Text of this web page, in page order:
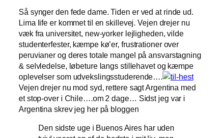
Så synger den fede dame. Tiden er ved at rinde ud.
Lima life er kommet til en skillevej. Vejen drejer nu
væk fra universitet, new-yorker lejligheden, vilde
studenterfester, kæmpe kø’er, frustrationer over
peruvianer og deres totale mangel på ansvarstagning
& selvledelse, løbeture langs stillehavet og kæmpe
oplevelser som udvekslingsstuderende….
Vejen drejer nu mod syd, rettere sagt Argentina med
et stop-over i Chile….om 2 dage… Sidst jeg var i
Argentina skrev jeg her på bloggen
Den sidste uge i Buenos Aires har uden